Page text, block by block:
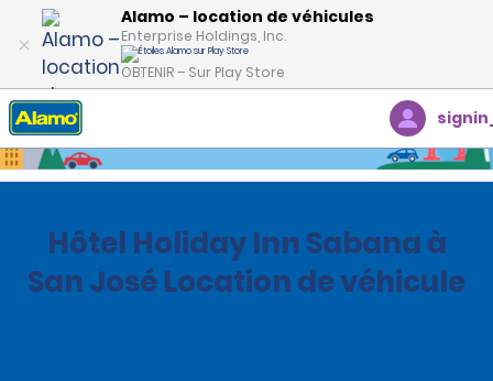
Alamo – location de véhicules
Enterprise Holdings, Inc.
OBTENIR – Sur Play Store
Accueil Succursales
Hôtel Holiday Inn Sabana à
San José Location de véhicule